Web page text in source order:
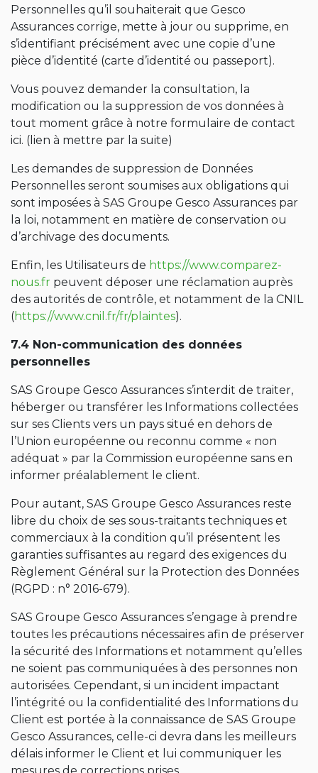
Personnelles qu’il souhaiterait que Gesco
Assurances corrige, mette à jour ou supprime, en
s’identifiant précisément avec une copie d’une
pièce d’identité (carte d’identité ou passeport).
Vous pouvez demander la consultation, la
modification ou la suppression de vos données à
tout moment grâce à notre formulaire de contact
ici. (lien à mettre par la suite)
Les demandes de suppression de Données
Personnelles seront soumises aux obligations qui
sont imposées à SAS Groupe Gesco Assurances par
la loi, notamment en matière de conservation ou
d’archivage des documents.
Enfin, les Utilisateurs de https://www.comparez-
nous.fr peuvent déposer une réclamation auprès
des autorités de contrôle, et notamment de la CNIL
(https://www.cnil.fr/fr/plaintes).
7.4 Non-communication des données
personnelles
SAS Groupe Gesco Assurances s’interdit de traiter,
héberger ou transférer les Informations collectées
sur ses Clients vers un pays situé en dehors de
l’Union européenne ou reconnu comme « non
adéquat » par la Commission européenne sans en
informer préalablement le client.
Pour autant, SAS Groupe Gesco Assurances reste
libre du choix de ses sous-traitants techniques et
commerciaux à la condition qu’il présentent les
garanties suffisantes au regard des exigences du
Règlement Général sur la Protection des Données
(RGPD : n° 2016-679).
SAS Groupe Gesco Assurances s’engage à prendre
toutes les précautions nécessaires afin de préserver
la sécurité des Informations et notamment qu’elles
ne soient pas communiquées à des personnes non
autorisées. Cependant, si un incident impactant
l’intégrité ou la confidentialité des Informations du
Client est portée à la connaissance de SAS Groupe
Gesco Assurances, celle-ci devra dans les meilleurs
délais informer le Client et lui communiquer les